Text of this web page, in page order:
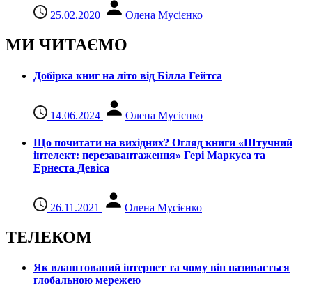
25.02.2020 Олена Мусієнко
МИ ЧИТАЄМО
Добірка книг на літо від Білла Гейтса
14.06.2024 Олена Мусієнко
Що почитати на вихідних? Огляд книги «Штучний
інтелект: перезавантаження» Гері Маркуса та
Ернеста Девіса
26.11.2021 Олена Мусієнко
ТЕЛЕКОМ
Як влаштований інтернет та чому він називається
глобальною мережею